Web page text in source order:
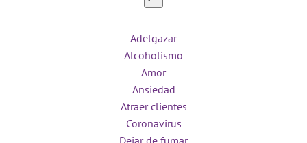
Adelgazar
Alcoholismo
Amor
Ansiedad
Atraer clientes
Coronavirus